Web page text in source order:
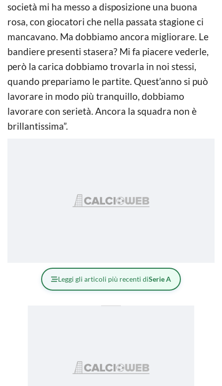
società mi ha messo a disposizione una buona
rosa, con giocatori che nella passata stagione ci
mancavano. Ma dobbiamo ancora migliorare. Le
bandiere presenti stasera? Mi fa piacere vederle,
però la carica dobbiamo trovarla in noi stessi,
quando prepariamo le partite. Quest’anno si può
lavorare in modo più tranquillo, dobbiamo
lavorare con serietà. Ancora la squadra non è
brillantissima”.
Leggi gli articoli più recenti diSerie A